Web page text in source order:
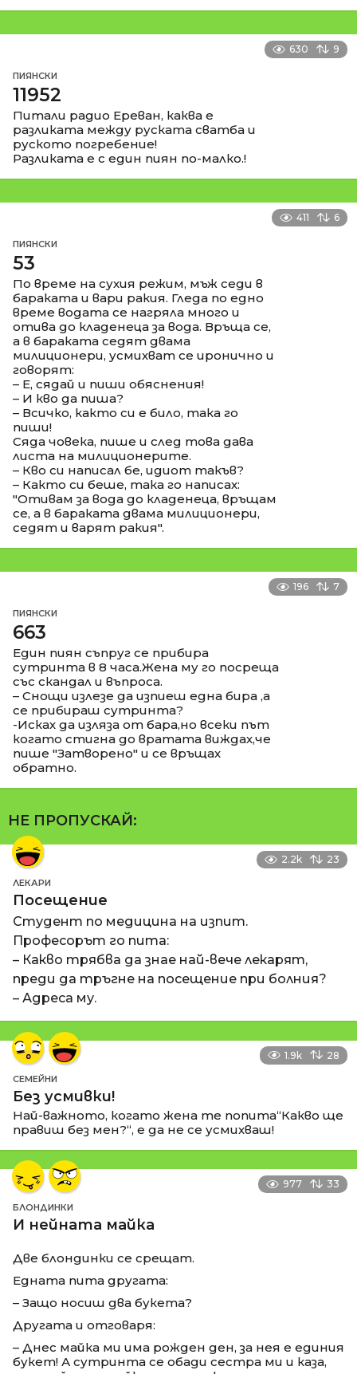
630 9
ПИЯНСКИ
11952
Питали радио Ереван, каква е
разликата между руската сватба и
руското погребение!
Разликата е с един пиян по-малко.!
411 6
ПИЯНСКИ
53
По време на сухия режим, мъж седи в
бараката и вари ракия. Гледа по едно
време водата се нагряла много и
отива до кладенеца за вода. Връща се,
а в бараката седят двама
милиционери, усмихват се иронично и
говорят:
– Е, сядай и пиши обяснения!
– И кво да пиша?
– Всичко, както си е било, така го
пиши!
Сяда човека, пише и след това дава
листа на милиционерите.
– Кво си написал бе, идиот такъв?
– Както си беше, така го написах:
"Отивам за вода до кладенеца, връщам
се, а в бараката двама милиционери,
седят и варят ракия".
196 7
ПИЯНСКИ
663
Един пиян съпруг се прибира
сутринта в 8 часа.Жена му го посреща
със скандал и въпроса.
– Снощи излезе да изпиеш една бира ,а
се прибираш сутринта?
-Исках да изляза от бара,но всеки път
когато стигна до вратата виждах,че
пише "Затворено" и се връщах
обратно.
НЕ ПРОПУСКАЙ:
2.2k 23
ЛЕКАРИ
Посещение
Студент по медицина на изпит.
Професорът го пита:
– Какво трябва да знае най-вече лекарят,
преди да тръгне на посещение при болния?
– Адреса му.
1.9k 28
СЕМЕЙНИ
Без усмивки!
Най-важното, когато жена те попита“Какво ще
правиш без мен?“, е да не се усмихваш!
977 33
БЛОНДИНКИ
И нейната майка
Две блондинки се срещат.
Едната пита другата:
– Защо носиш два букета?
Другата и отговаря:
– Днес майка ми има рожден ден, за нея е единия
букет! А сутринта се обади сестра ми и каза,